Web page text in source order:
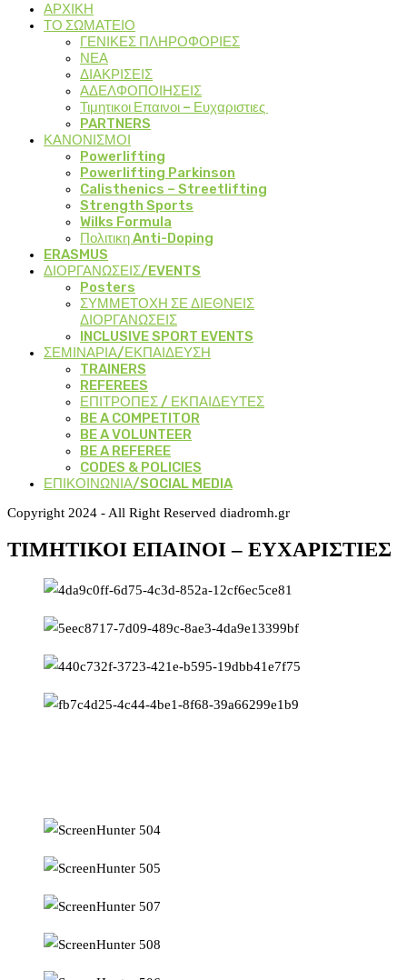
ΑΡΧΙΚΗ
ΤΟ ΣΩΜΑΤΕΙΟ
ΓΕΝΙΚΕΣ ΠΛΗΡΟΦΟΡΙΕΣ
ΝΕΑ
ΔΙΑΚΡΙΣΕΙΣ
ΑΔΕΛΦΟΠΟΙΗΣΕΙΣ
Τιμητικοι Επαινοι – Ευχαριστιες
PARTNERS
ΚΑΝΟΝΙΣΜΟΙ
Powerlifting
Powerlifting Parkinson
Calisthenics – Streetlifting
Strength Sports
Wilks Formula
Πολιτικη Anti-Doping
ERASMUS
ΔΙΟΡΓΑΝΩΣΕΙΣ/EVENTS
Posters
ΣΥΜΜΕΤΟΧΗ ΣΕ ΔΙΕΘΝΕΙΣ
ΔΙΟΡΓΑΝΩΣΕΙΣ
INCLUSIVE SPORT EVENTS
ΣΕΜΙΝΑΡΙΑ/ΕΚΠΑΙΔΕΥΣΗ
TRAINERS
REFEREES
ΕΠΙΤΡΟΠΕΣ / ΕΚΠΑΙΔΕΥΤΕΣ
BE A COMPETITOR
BE A VOLUNTEER
BE A REFEREE
CODES & POLICIES
ΕΠΙΚΟΙΝΩΝΙΑ/SOCIAL MEDIA
Copyright 2024 - All Right Reserved diadromh.gr
ΤΙΜΗΤΙΚΟΙ ΕΠΑΙΝΟΙ – ΕΥΧΑΡΙΣΤΙΕΣ